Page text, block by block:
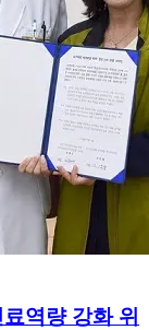
역량 강화 위